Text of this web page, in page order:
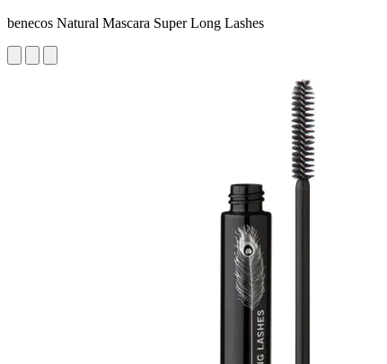
benecos Natural Mascara Super Long Lashes